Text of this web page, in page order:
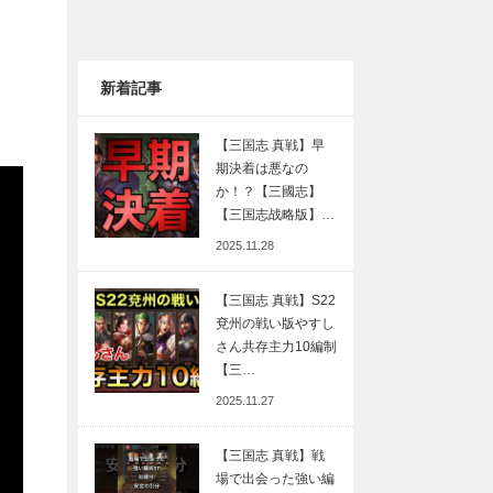
新着記事
【三国志 真戦】早
期決着は悪なの
か！？【三國志】
【三国志战略版】…
2025.11.28
【三国志 真戦】S22
兗州の戦い版やすし
さん共存主力10編制
【三…
2025.11.27
【三国志 真戦】戦
場で出会った強い編